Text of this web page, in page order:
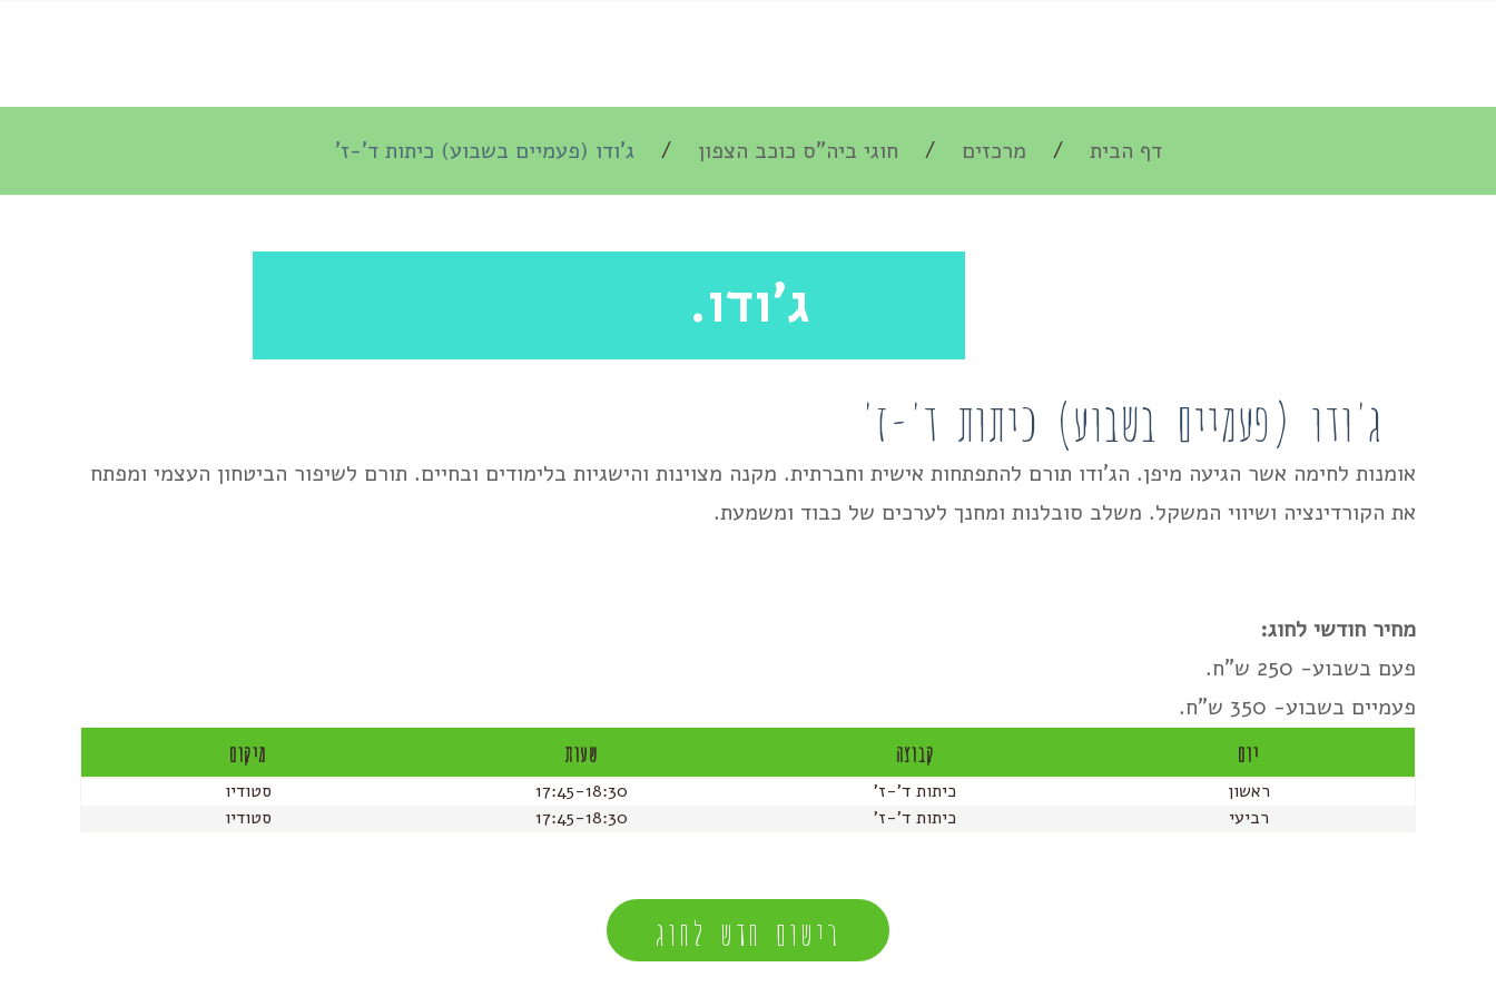
דף הבית מרכזים חוגי ביה"ס כוכב הצפון ג'ודו (פעמיים בשבוע) כיתות ד'-ז'
ג'ודו.
ג'ודו (פעמיים בשבוע) כיתות ד'-ז'
אומנות לחימה אשר הגיעה מיפן. הג'ודו תורם להתפתחות אישית וחברתית. מקנה מצוינות והישגיות בלימודים ובחיים. תורם לשיפור הביטחון העצמי ומפתח
את הקורדינציה ושיווי המשקל. משלב סובלנות ומחנך לערכים של כבוד ומשמעת.
מחיר חודשי לחוג:
פעם בשבוע- 250 ש"ח.
פעמיים בשבוע- 350 ש"ח.
יום קבוצה שעות מיקום
ראשון כיתות ד'-ז' 17:45-18:30
סטודיו
רביעי
כיתות ד'-ז' 17:45-18:30 סטודיו
רישום חדש לחוג